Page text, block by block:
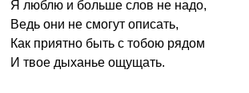
Я люблю и больше слов не надо,
Ведь они не смогут описать,
Как приятно быть с тобою рядом
И твое дыханье ощущать.